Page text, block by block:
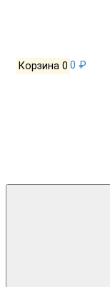
Корзина 0 0 ₽